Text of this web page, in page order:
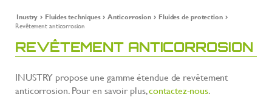
Inustry Fluides techniques Anticorrosion
Fluides de protection
Revêtement anticorrosion
REVÊTEMENT ANTICORROSION
INUSTRY propose une gamme étendue de revêtement
anticorrosion. Pour en savoir plus,contactez-nous.